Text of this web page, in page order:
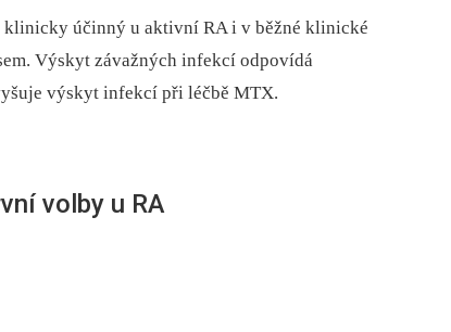
klinicky účinný u aktivní RA i v běžné klinické
Výskyt závažných infekcí odpovídá
výskyt infekcí při léčbě MTX.
volby u RA